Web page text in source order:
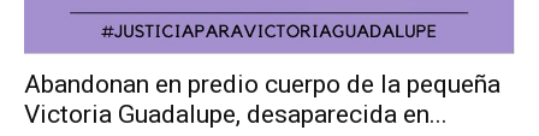
Abandonan en predio cuerpo de la pequeña
Victoria Guadalupe, desaparecida en...